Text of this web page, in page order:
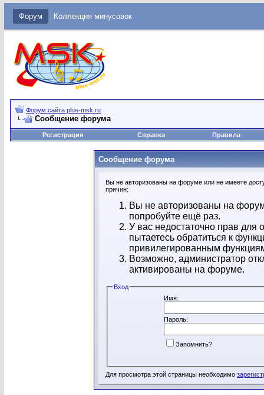
Форум Коллекция минусовок
Форум сайта plus-msk.ru
Сообщение форума
Регистрация Справка Правила
Сообщение форума
Вы не авторизованы на форуме или не имеете
причин:
Вы не авторизованы на
попробуйте ещё раз.
У вас недостаточно прав
пытаетесь обратиться к
привилегированным
Возможно, администратор
активированы на форуме.
Вход
Имя:
Пароль:
Запомнить?
Для просмотра этой страницы необходимо